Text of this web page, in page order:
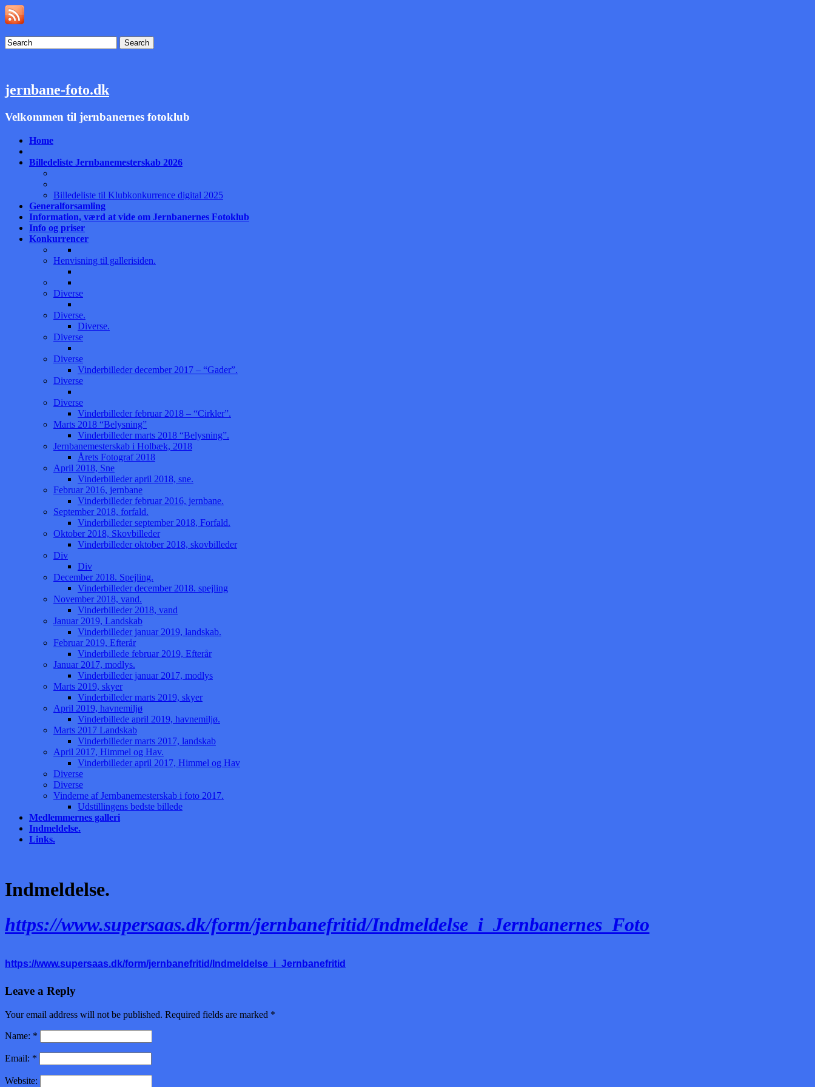
Search
jernbane-foto.dk
Velkommen til jernbanernes fotoklub
Home
Billedeliste Jernbanemesterskab 2026
Billedeliste til Klubkonkurrence digital 2025
Generalforsamling
Information, værd at vide om Jernbanernes Fotoklub
Info og priser
Konkurrencer
Henvisning til gallerisiden.
Diverse
Diverse.
Diverse.
Diverse
Diverse
Vinderbilleder december 2017 – “Gader”.
Diverse
Diverse
Vinderbilleder februar 2018 – “Cirkler”.
Marts 2018 “Belysning”
Vinderbilleder marts 2018 “Belysning”.
Jernbanemesterskab i Holbæk, 2018
Årets Fotograf 2018
April 2018, Sne
Vinderbilleder april 2018, sne.
Februar 2016, jernbane
Vinderbilleder februar 2016, jernbane.
September 2018, forfald.
Vinderbilleder september 2018, Forfald.
Oktober 2018, Skovbilleder
Vinderbilleder oktober 2018, skovbilleder
Div
Div
December 2018. Spejling.
Vinderbilleder december 2018. spejling
November 2018, vand.
Vinderbilleder 2018, vand
Januar 2019, Landskab
Vinderbilleder januar 2019, landskab.
Februar 2019, Efterår
Vinderbillede februar 2019, Efterår
Januar 2017, modlys.
Vinderbilleder januar 2017, modlys
Marts 2019, skyer
Vinderbilleder marts 2019, skyer
April 2019, havnemiljø
Vinderbillede april 2019, havnemiljø.
Marts 2017 Landskab
Vinderbilleder marts 2017, landskab
April 2017, Himmel og Hav.
Vinderbilleder april 2017, Himmel og Hav
Diverse
Diverse
Vinderne af Jernbanemesterskab i foto 2017.
Udstillingens bedste billede
Medlemmernes galleri
Indmeldelse.
Links.
Indmeldelse.
https://www.supersaas.dk/form/jernbanefritid/Indmeldelse_i_Jernbanernes_Foto
https://www.supersaas.dk/form/jernbanefritid/Indmeldelse_i_Jernbanefritid
Leave a Reply
Your email address will not be published. Required fields are marked *
Name: *
Email: *
Website: